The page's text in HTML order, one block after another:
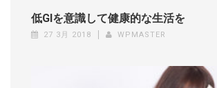
低GIを意識して健康的な生活を
27 3月 2018 WPMASTER